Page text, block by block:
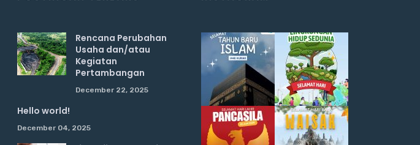
Rencana Perubahan
Usaha dan/atau
Kegiatan
Pertambangan
December 22, 2025
Hello world!
December 04, 2025